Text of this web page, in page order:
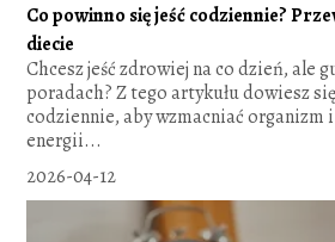
Co powinno się jeść codziennie?
diecie
Chcesz jeść zdrowiej na co dzień, ale
poradach? Z tego artykułu dowiesz
codziennie, aby wzmacniać organizm
energii...
2026-04-12